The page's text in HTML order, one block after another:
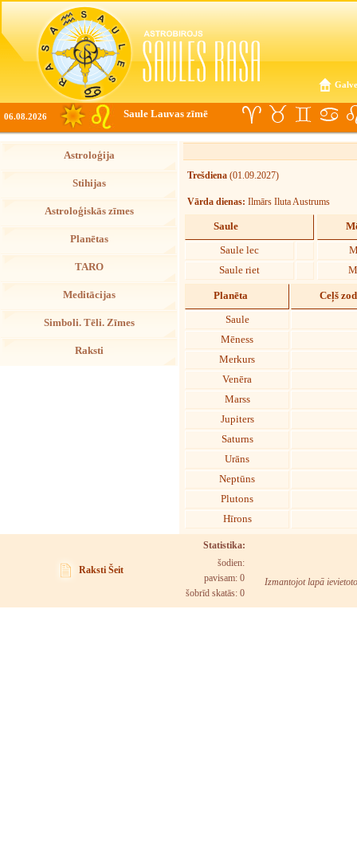
06.08.2026 Saule Lauvas zīmē
Astroloģija
Stihijas
Astroloģiskās zīmes
Planētas
TARO
Meditācijas
Simboli. Tēli. Zīmes
Raksti
Trešdiena (01.09.2027)
Vārda dienas: Ilmārs Iluta Austrums
Saule
Saule lec
Saule riet
Planēta Ceļš
Saule
Mēness
Merkurs
Venēra
Marss
Jupiters
Saturns
Urāns
Neptūns
Plutons
Hīrons
Raksti Šeit
Statistika:
šodien:
pavisam: 0
šobrīd skatās: 0
Izmantojot lapā